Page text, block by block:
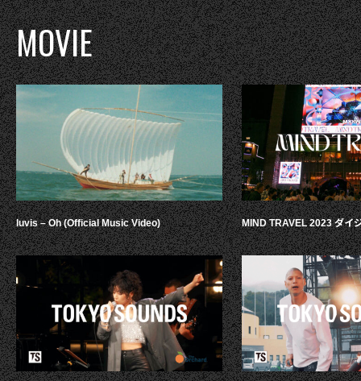
MOVIE
luvis – Oh (Official Music Video) MIND TRAVEL 2023 ダイ